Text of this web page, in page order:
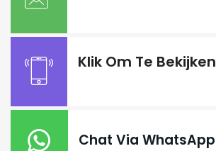
Klik Om Te Bekijken
Chat Via WhatsApp